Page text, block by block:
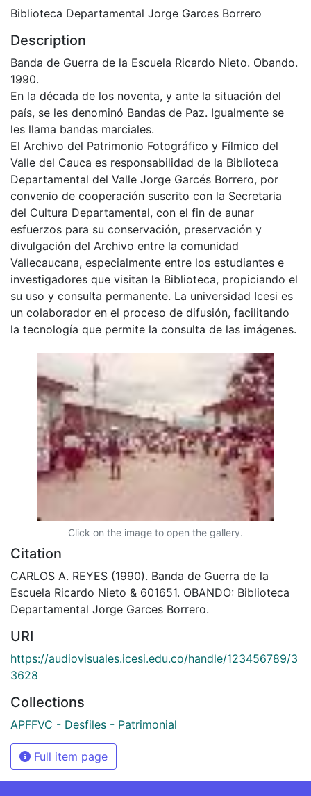
Biblioteca Departamental Jorge Garces Borrero
Description
Banda de Guerra de la Escuela Ricardo Nieto. Obando.
1990.
En la década de los noventa, y ante la situación del
país, se les denominó Bandas de Paz. Igualmente se
les llama bandas marciales.
El Archivo del Patrimonio Fotográfico y Fílmico del
Valle del Cauca es responsabilidad de la Biblioteca
Departamental del Valle Jorge Garcés Borrero, por
convenio de cooperación suscrito con la Secretaria
del Cultura Departamental, con el fin de aunar
esfuerzos para su conservación, preservación y
divulgación del Archivo entre la comunidad
Vallecaucana, especialmente entre los estudiantes e
investigadores que visitan la Biblioteca, propiciando el
su uso y consulta permanente. La universidad Icesi es
un colaborador en el proceso de difusión, facilitando
la tecnología que permite la consulta de las imágenes.
Click on the image to open the gallery.
Citation
CARLOS A. REYES (1990). Banda de Guerra de la
Escuela Ricardo Nieto & 601651. OBANDO: Biblioteca
Departamental Jorge Garces Borrero.
URI
https://audiovisuales.icesi.edu.co/handle/123456789/3
3628
Collections
APFFVC - Desfiles - Patrimonial
Full item page